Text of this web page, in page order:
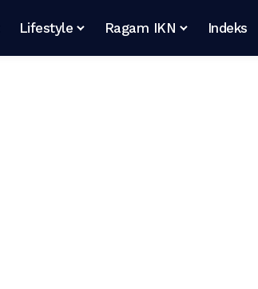
Lifestyle Ragam IKN Indeks